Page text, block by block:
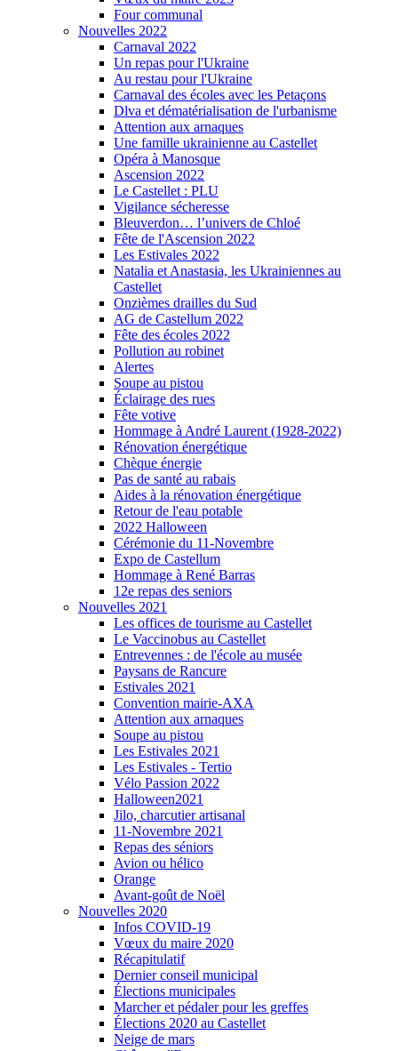
Four communal
Nouvelles 2022
Carnaval 2022
Un repas pour l'Ukraine
Au restau pour l'Ukraine
Carnaval des écoles avec les Petaçons
Dlva et dématérialisation de l'urbanisme
Attention aux arnaques
Une famille ukrainienne au Castellet
Opéra à Manosque
Ascension 2022
Le Castellet : PLU
Vigilance sécheresse
Bleuverdon… l’univers de Chloé
Fête de l'Ascension 2022
Les Estivales 2022
Natalia et Anastasia, les Ukrainiennes au
Castellet
Onzièmes drailles du Sud
AG de Castellum 2022
Fête des écoles 2022
Pollution au robinet
Alertes
Soupe au pistou
Éclairage des rues
Fête votive
Hommage à André Laurent (1928-2022)
Rénovation énergétique
Chèque énergie
Pas de santé au rabais
Aides à la rénovation énergétique
Retour de l'eau potable
2022 Halloween
Cérémonie du 11-Novembre
Expo de Castellum
Hommage à René Barras
12e repas des seniors
Nouvelles 2021
Les offices de tourisme au Castellet
Le Vaccinobus au Castellet
Entrevennes : de l'école au musée
Paysans de Rancure
Estivales 2021
Convention mairie-AXA
Attention aux arnaques
Soupe au pistou
Les Estivales 2021
Les Estivales - Tertio
Vélo Passion 2022
Halloween2021
Jilo, charcutier artisanal
11-Novembre 2021
Repas des séniors
Avion ou hélico
Orange
Avant-goût de Noël
Nouvelles 2020
Infos COVID-19
Vœux du maire 2020
Récapitulatif
Dernier conseil municipal
Élections municipales
Marcher et pédaler pour les greffes
Élections 2020 au Castellet
Neige de mars